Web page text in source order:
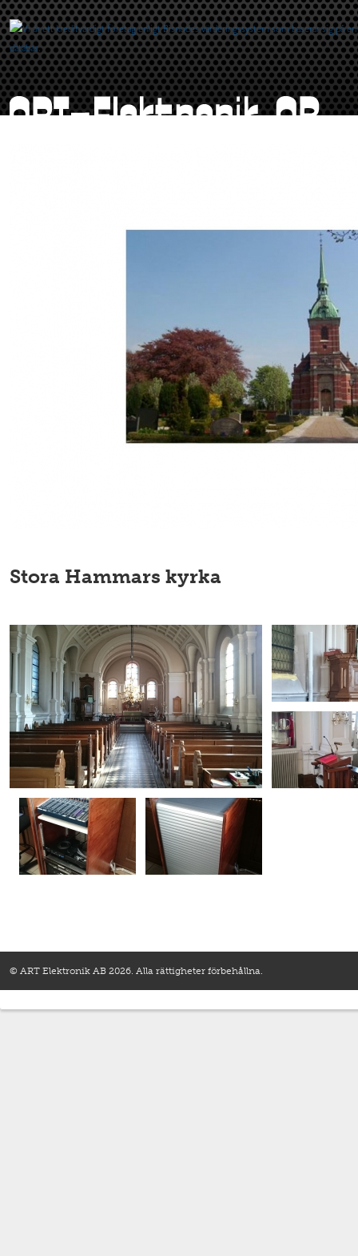
Stora Hammars kyrka
© ART Elektronik AB 2026. Alla rättigheter förbehållna.